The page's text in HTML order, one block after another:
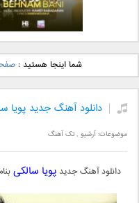
دانلود آهنگ جدید
بانی بنام قرص قمر 2
شما اینجا هستید :
دانلود آهنگ جدید
موضوعات:آرشیو ,تک آهنگ
دانلود آهنگ جدیدپویا سالکی